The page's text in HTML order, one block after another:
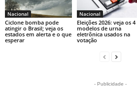
Nacional
Ciclone bomba pode
atingir o Brasil; veja os
estados em alerta e o que
esperar
Nacional
Eleições 2026: veja os 4
modelos de urna
eletrônica usados na
votação
- Publicidade -